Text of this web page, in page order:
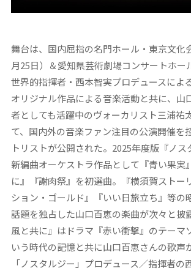
舞台は、国内屈指の名門ホール・東京文化
月25日）＆愛知県芸術劇場コンサートホー
世界的指揮者・西本智実プロデュースによ
オリジナル作品による音楽活動と共に、山
者としても活躍中のヴォーカリスト三浦祐
て、国内外の音楽ファン注目の公演開催を
トリストが公開された。2025年度版『ノス
新編曲オーケストラ作品として『青い果実
に』『謝肉祭』を初選曲。『横須賀ストー
ション・ゴールド』『いい日旅立ち』等の
話題を独占した山口百恵の楽曲が次々と披
風と共に』はドラマ『赤い衝撃』のテーマ
いう時代の記憶と共に山口百恵さんの歌声
「ノスタルジー」プロデュース／指揮者の